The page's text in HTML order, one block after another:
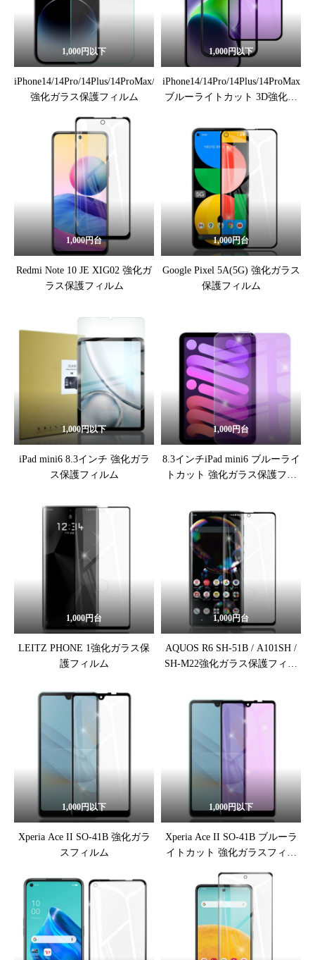
1,000円以下
iPhone14/14Pro/14Plus/14ProMax/13/13mini/13pro/13promax
強化ガラス保護フィルム
1,000円以下
iPhone14/14Pro/14Plus/14ProMax
ブルーライトカット 3D強化ガ
1,000円台
Redmi Note 10 JE XIG02 強化ガ
ラス保護フィルム
1,000円台
Google Pixel 5A(5G) 強化ガラス
保護フィルム
1,000円以下
iPad mini6 8.3インチ 強化ガラ
ス保護フィルム
1,000円台
8.3インチiPad mini6 ブルーライ
トカット 強化ガラス保護フィ
1,000円台
LEITZ PHONE 1強化ガラス保
護フィルム
1,000円台
AQUOS R6 SH-51B / A101SH /
SH-M22強化ガラス保護フィル
1,000円以下
Xperia Ace II SO-41B 強化ガラ
スフィルム
1,000円以下
Xperia Ace II SO-41B ブルーラ
イトカット 強化ガラスフィル